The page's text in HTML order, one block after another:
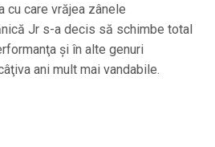
cu care vrăjea zânele
Jr s-a decis să schimbe total
şi în alte genuri
ani mult mai vandabile.